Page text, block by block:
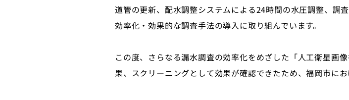
道管の更新、配水調整システムによる24時間の水圧調整、調
効率化・効果的な調査手法の導入に取り組んでいます。
この度、さらなる漏水調査の効率化をめざした「人工衛星画
果、スクリーニングとして効果が確認できたため、福岡市に